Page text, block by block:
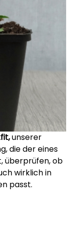
unserer
die der eines
überprüfen, ob
wirklich in
passt.